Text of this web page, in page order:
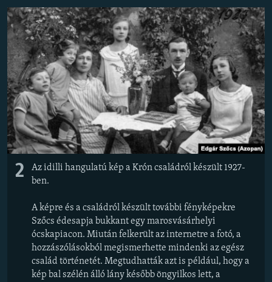
2
Az idilli hangulatú kép a Krón családról készült 1927-
ben.
A képre és a családról készült további fényképekre
Szőcs édesapja bukkant egy marosvásárhelyi
ócskapiacon. Miután felkerült az internetre a fotó, a
hozzászólásokból megismerhette mindenki az egész
család történetét. Megtudhatták azt is például, hogy a
kép bal szélén álló lány később öngyilkos lett, a